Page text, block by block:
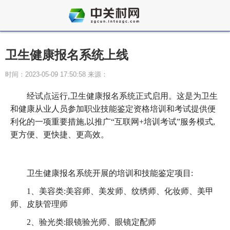
卫生健康报名系统上线
时间：2023-05-09 17:50:58 来源：
经试点运行,卫生健康报名系统正式启用。这是为卫生
和健康从业人员参加职业技能鉴定资格培训和考试提供便
利化的一项重要措施,以推广“互联网+培训考试”服务模式,
更方便、更快捷、更高效。
卫生健康报名系统开展的培训和技能鉴定项目:
1、美容类:美容师、美发师、纹绣师、化妆师、美甲
师、皮肤管理师
2、验光类:眼镜验光师、眼镜定配师